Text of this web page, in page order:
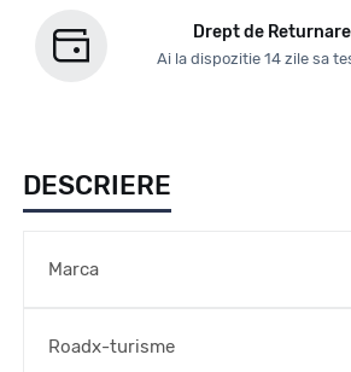
Drept de
Ai la dispozitie 14 zile sa
DESCRIERE
Marca
Roadx-turisme